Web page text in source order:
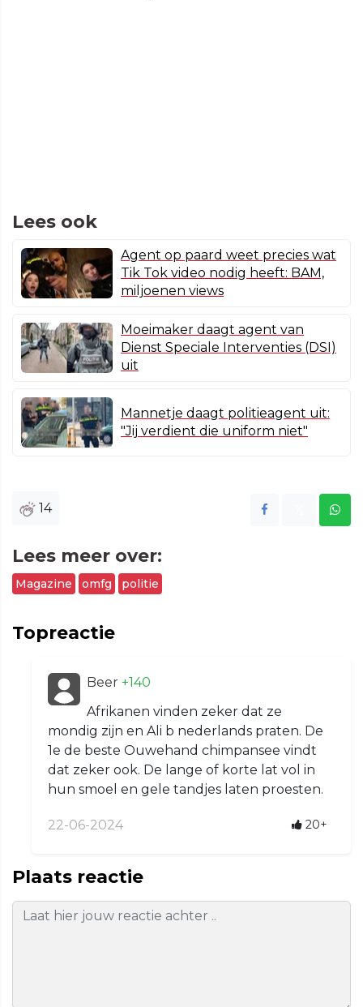
Lees ook
Agent op paard weet precies wat
Tik Tok video nodig heeft: BAM,
miljoenen views
Moeimaker daagt agent van
Dienst Speciale Interventies (DSI)
uit
Mannetje daagt politieagent uit:
"Jij verdient die uniform niet"
14
Lees meer over:
Magazine omfg politie
Topreactie
Beer +140
Afrikanen vinden zeker dat ze
mondig zijn en Ali b nederlands praten. De
1e de beste Ouwehand chimpansee vindt
dat zeker ook. De lange of korte lat vol in
hun smoel en gele tandjes laten proesten.
22-06-2024 20+
Plaats reactie